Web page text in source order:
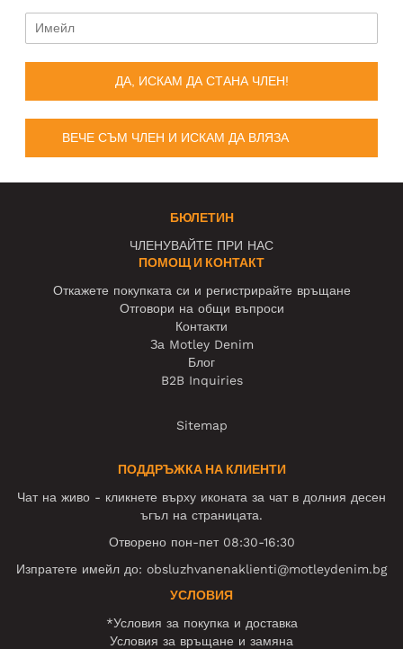
ДА, ИСКАМ ДА СТАНА ЧЛЕН!
ВЕЧЕ СЪМ ЧЛЕН И ИСКАМ ДА ВЛЯЗА
БЮЛЕТИН
ЧЛЕНУВАЙТЕ ПРИ НАС
ПОМОЩ И КОНТАКТ
Откажете покупката си и регистрирайте връщане
Отговори на общи въпроси
Контакти
За Motley Denim
Блог
B2B Inquiries
Sitemap
ПОДДРЪЖКА НА КЛИЕНТИ
Чат на живо - кликнете върху иконата за чат в долния десен
ъгъл на страницата.
Отворено пон-пет 08:30-16:30
Изпратете имейл до: obsluzhvanenaklienti@motleydenim.bg
УСЛОВИЯ
*Условия за покупка и доставка
Условия за връщане и замяна